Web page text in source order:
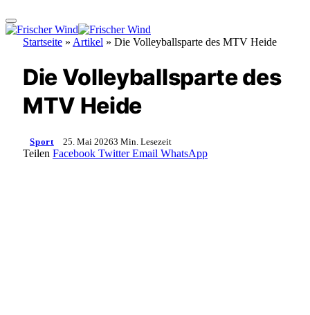
Startseite » Artikel » Die Volleyballsparte des MTV Heide
Die Volleyballsparte des
MTV Heide
Sport 25. Mai 20263 Min. Lesezeit
Teilen Facebook Twitter Email WhatsApp